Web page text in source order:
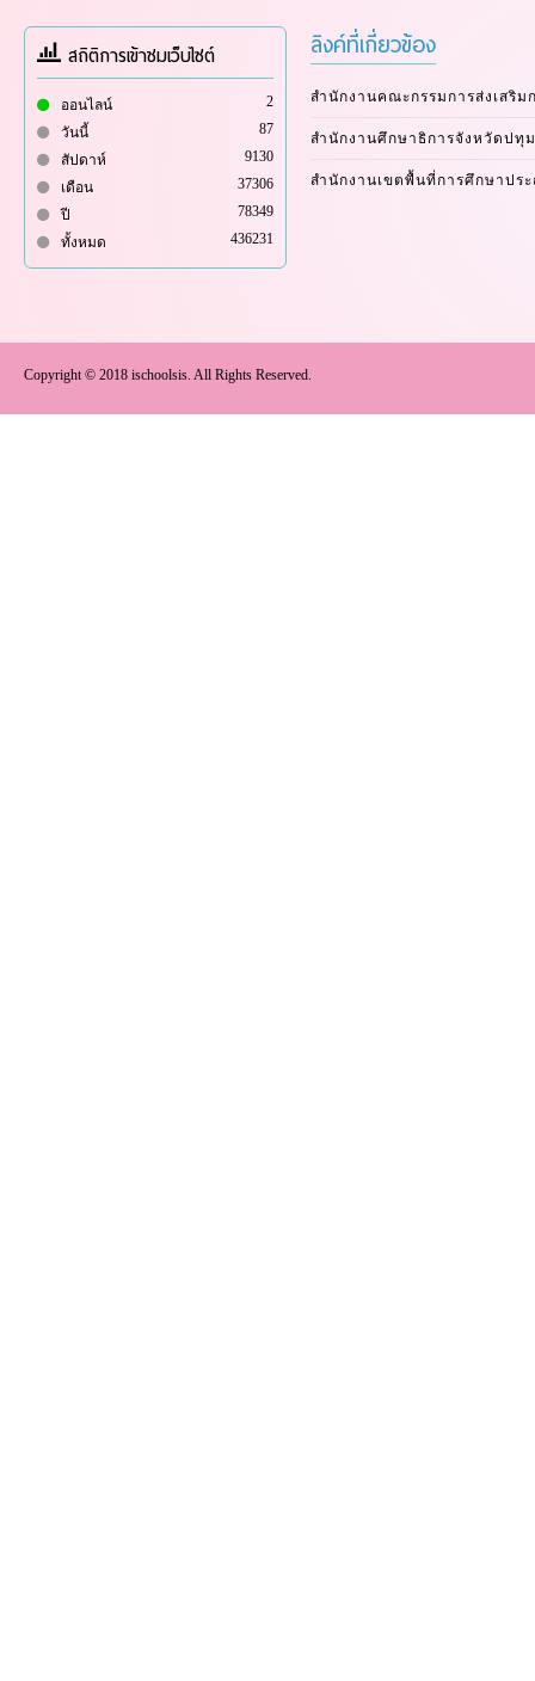
สถิติการเข้าชมเว็บไซต์
ออนไลน์
2
วันนี้
87
สัปดาห์
9130
เดือน
37306
ปี
78349
ทั้งหมด
436231
ลิงค์ที่เกี่ยวข้อง
สำนักงานคณะกรรมการส่งเสริม
สำนักงานศึกษาธิการจังหวัดปทุ
สำนักงานเขตพื้นที่การศึกษาปร
Copyright © 2018 ischoolsis. All Rights Reserved.